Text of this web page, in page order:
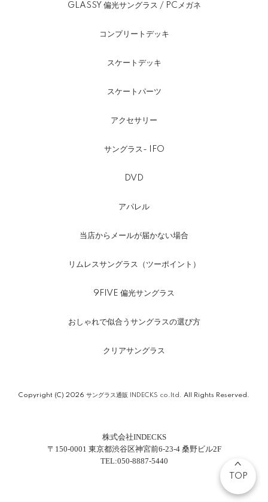
GLASSY 偏光サングラス / PCメガネ
コンプリートデッキ
スケートデッキ
スケートパーツ
アクセサリー
サングラス- IFO
DVD
アパレル
当店からメールが届かない場合
リムレスサングラス（ツーポイント）
9FIVE 偏光サングラス
おしゃれで似合うサングラスの選び方
クリアサングラス
株式会社INDECKS
〒150-0001 東京都渋谷区神宮前6-23-4 桑野ビル2F
TEL:050-8887-5440
Copyright (C) 2026 サングラス通販 INDECKS co.ltd. All Rights Reserved.
TOP